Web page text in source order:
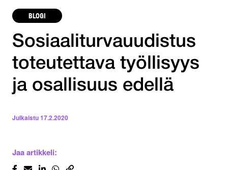
BLOGI
Sosiaaliturvauudistus
toteutettava työllisyys
ja osallisuus edellä
Julkaistu17.2.2020
Jaa artikkeli: